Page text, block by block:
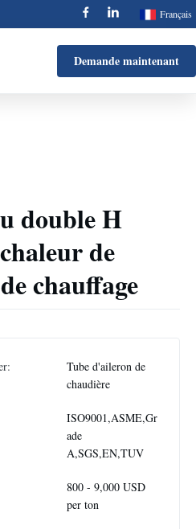
Français
Demande maintenant
double H
de
chauffage
Tube d'aileron de
chaudière
ISO9001,ASME,Gr
ade
A,SGS,EN,TUV
800 - 9,000 USD
per ton